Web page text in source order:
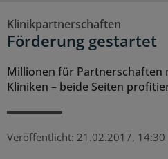
Klinikpartnerschaften
Förderung gestartet
Millionen für Partnerschaften
Kliniken – beide Seiten
Veröffentlicht: 21.02.2017, 14:30